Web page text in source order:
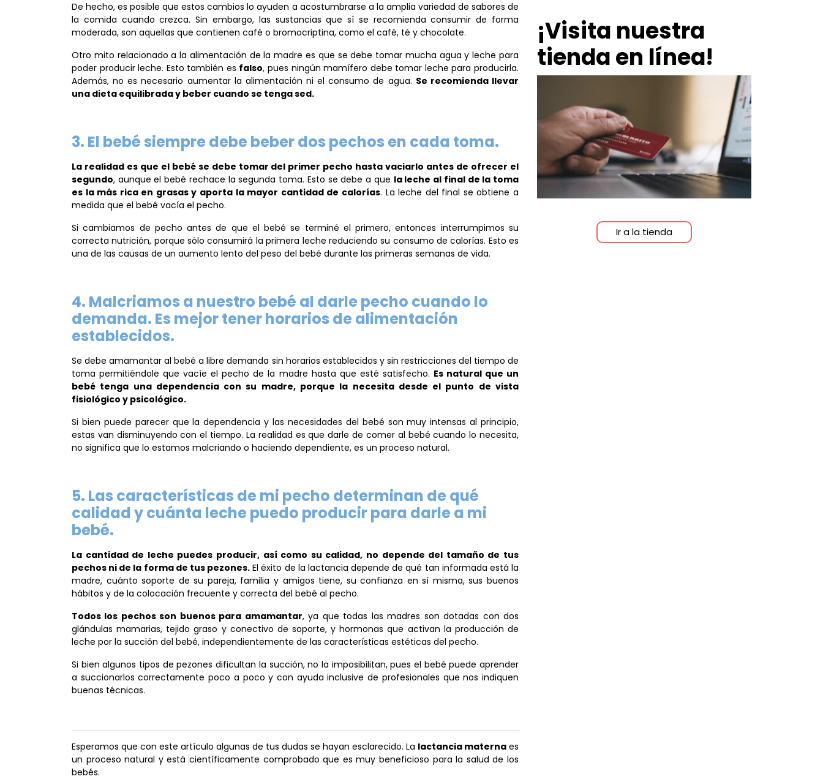
De hecho, es posible que estos cambios lo ayuden a acostumbrarse a la amplia variedad de sabores de
la comida cuando crezca. Sin embargo, las sustancias que sí se recomienda consumir de forma
moderada, son aquellas que contienen café o bromocriptina, como el café, té y chocolate.
Otro mito relacionado a la alimentación de la madre es que se debe tomar mucha agua y leche para
poder producir leche. Esto también es falso, pues ningún mamífero debe tomar leche para producirla.
Además, no es necesario aumentar la alimentación ni el consumo de agua. Se recomienda llevar
una dieta equilibrada y beber cuando se tenga sed.
3. El bebé siempre debe beber dos pechos en cada toma.
La realidad es que el bebé se debe tomar del primer pecho hasta vaciarlo antes de ofrecer el
segundo, aunque el bebé rechace la segunda toma. Esto se debe a que la leche al final de la toma
es la más rica en grasas y aporta la mayor cantidad de calorías. La leche del final se obtiene a
medida que el bebé vacía el pecho.
Si cambiamos de pecho antes de que el bebé se terminé el primero, entonces interrumpimos su
correcta nutrición, porque sólo consumirá la primera leche reduciendo su consumo de calorías. Esto es
una de las causas de un aumento lento del peso del bebé durante las primeras semanas de vida.
4. Malcriamos a nuestro bebé al darle pecho cuando lo
demanda. Es mejor tener horarios de alimentación
establecidos.
Se debe amamantar al bebé a libre demanda sin horarios establecidos y sin restricciones del tiempo de
toma permitiéndole que vacíe el pecho de la madre hasta que esté satisfecho. Es natural que un
bebé tenga una dependencia con su madre, porque la necesita desde el punto de vista
fisiológico y psicológico.
Si bien puede parecer que la dependencia y las necesidades del bebé son muy intensas al principio,
estas van disminuyendo con el tiempo. La realidad es que darle de comer al bebé cuando lo necesita,
no significa que lo estamos malcriando o haciendo dependiente, es un proceso natural.
5. Las características de mi pecho determinan de qué
calidad y cuánta leche puedo producir para darle a mi
bebé.
La cantidad de leche puedes producir, así como su calidad, no depende del tamaño de tus
pechos ni de la forma de tus pezones. El éxito de la lactancia depende de qué tan informada está la
madre, cuánto soporte de su pareja, familia y amigos tiene, su confianza en sí misma, sus buenos
hábitos y de la colocación frecuente y correcta del bebé al pecho.
Todos los pechos son buenos para amamantar, ya que todas las madres son dotadas con dos
glándulas mamarias, tejido graso y conectivo de soporte, y hormonas que activan la producción de
leche por la succión del bebé, independientemente de las características estéticas del pecho.
Si bien algunos tipos de pezones dificultan la succión, no la imposibilitan, pues el bebé puede aprender
a succionarlos correctamente poco a poco y con ayuda inclusive de profesionales que nos indiquen
buenas técnicas.
Esperamos que con este artículo algunas de tus dudas se hayan esclarecido. La lactancia materna es
un proceso natural y está científicamente comprobado que es muy beneficioso para la salud de los
bebés.
¡Visita nuestra
tienda en línea!
Ir a la tienda